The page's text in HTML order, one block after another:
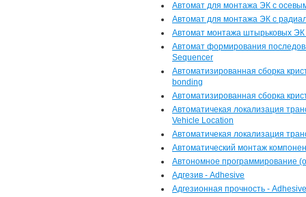
Автомат для монтажа ЭК с
Автомат для монтажа ЭК с
Автомат монтажа штырьковых ЭК
Автомат формирования
Sequencer
Автоматизированная сборка
bonding
Автоматизированная сборка
Автоматичекая локализация
Vehicle Location
Автоматичекая локализация
Автоматический монтаж
Автономное программирование
Адгезив - Adhesive
Адгезионная прочность -